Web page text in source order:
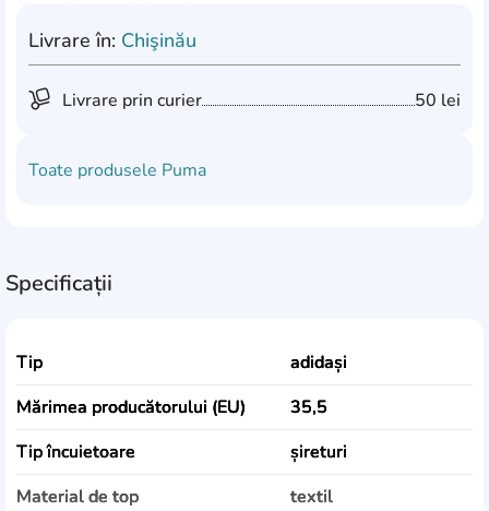
Livrare în: Chişinău
Livrare prin curier 50 lei
Toate produsele Puma
Specificații
Tip
adidași
Mărimea producătorului (EU)
35,5
Tip încuietoare
șireturi
Material de top
textil